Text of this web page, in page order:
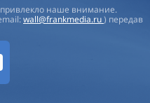
наше внимание.
wall@frankmedia.ru) передав